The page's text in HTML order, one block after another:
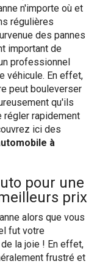
n'importe où et
régulières
des pannes
important de
professionnel
véhicule. En effet,
peut bouleverser
qu'ils
rapidement
ici des
à
pour une
prix
alors que vous
fut votre
la joie ! En effet,
frustré et